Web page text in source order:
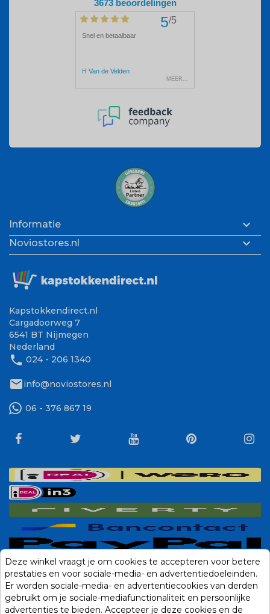
Informatie 
Noviostores.nl 
Kapstokkendirect.nl
Cargadoorweg 7
6541 BT Nijmegen
Nederland
phone 024 - 206 1340
mailinfo@noviostores.nl
06 - 376 867 19
Deze winkel vraagt je om cookies te accepteren voor betere
prestaties en voor sociale-media- en advertentiedoeleinden.
Er worden sociale-media- en advertentiecookies van derden
gebruikt om je sociale-mediafunctionaliteit en persoonlijke
advertenties te bieden. Accepteer je deze cookies en de